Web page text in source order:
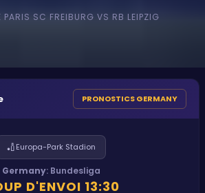
PARIS SC FREIBURG VS RB LEIPZIG
PRONOSTICS GERMANY
🏏Europa-Park Stadion
Germany: Bundesliga
D'ENVOI 13:30